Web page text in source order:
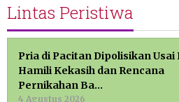
Lintas Peristiwa
Pria di Pacitan Dipolisikan Usai
Hamili Kekasih dan Rencana
Pernikahan Ba…
4 Agustus 2026